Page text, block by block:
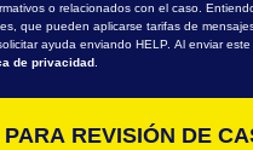
o relacionados con el caso.
que pueden aplicarse tarifas de
ayuda enviando HELP. Al enviar
de privacidad .